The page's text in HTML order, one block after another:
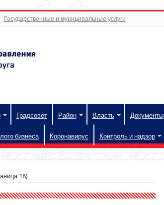
Государственные и муниципальные услуги
Градсовет Район Власть Документы
бизнеса Коронавирус Контроль и надзор
18)